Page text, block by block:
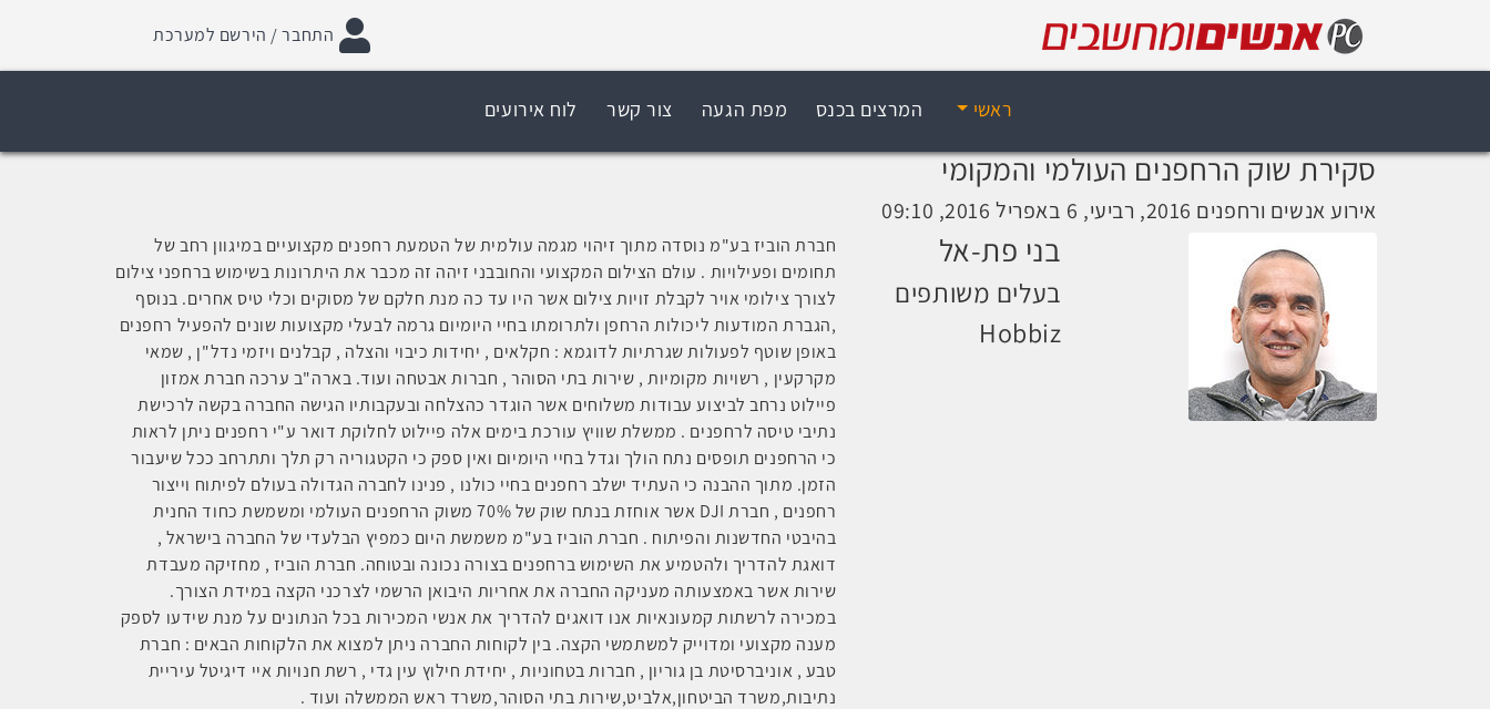
התחבר / הירשם למערכת
ראשי המרצים בכנס מפת הגעה צור קשר לוח אירועים
סקירת שוק הרחפנים העולמי והמקומי
אירוע אנשים ורחפנים 2016, רביעי, 6 באפריל 2016, 09:10
בני פת-אל
בעלים משותפים
Hobbiz
חברת הוביז בע"מ נוסדה מתוך זיהוי מגמה עולמית של הטמעת רחפנים מקצועיים במיגוון רחב של
תחומים ופעילויות . עולם הצילום המקצועי והחובבני זיהה זה מכבר את היתרונות בשימוש ברחפני צילום
לצורך צילומי אויר לקבלת זויות צילום אשר היו עד כה מנת חלקם של מסוקים וכלי טיס אחרים. בנוסף
,הגברת המודעות ליכולות הרחפן ולתרומתו בחיי היומיום גרמה לבעלי מקצועות שונים להפעיל רחפנים
באופן שוטף לפעולות שגרתיות לדוגמא : חקלאים , יחידות כיבוי והצלה , קבלנים ויזמי נדל"ן , שמאי
מקרקעין , רשויות מקומיות , שירות בתי הסוהר , חברות אבטחה ועוד. בארה"ב ערכה חברת אמזון
פיילוט נרחב לביצוע עבודות משלוחים אשר הוגדר כהצלחה ובעקבותיו הגישה החברה בקשה לרכישת
נתיבי טיסה לרחפנים . ממשלת שוויץ עורכת בימים אלה פיילוט לחלוקת דואר ע"י רחפנים ניתן לראות
כי הרחפנים תופסים נתח הולך וגדל בחיי היומיום ואין ספק כי הקטגוריה רק תלך ותתרחב ככל שיעבור
הזמן. מתוך ההבנה כי העתיד ישלב רחפנים בחיי כולנו , פנינו לחברה הגדולה בעולם לפיתוח וייצור
רחפנים , חברת DJI אשר אוחזת בנתח שוק של 70% משוק הרחפנים העולמי ומשמשת כחוד החנית
בהיבטי החדשנות והפיתוח . חברת הוביז בע"מ משמשת היום כמפיץ הבלעדי של החברה בישראל ,
דואגת להדריך ולהטמיע את השימוש ברחפנים בצורה נכונה ובטוחה. חברת הוביז , מחזיקה מעבדת
שירות אשר באמצעותה מעניקה החברה את אחריות היבואן הרשמי לצרכני הקצה במידת הצורך.
במכירה לרשתות קמעונאיות אנו דואגים להדריך את אנשי המכירות בכל הנתונים על מנת שידעו לספק
מענה מקצועי ומדוייק למשתמשי הקצה. בין לקוחות החברה ניתן למצוא את הלקוחות הבאים : חברת
טבע , אוניברסיטת בן גוריון , חברות בטחוניות , יחידת חילוץ עין גדי , רשת חנויות איי דיגיטל עיריית
נתיבות,משרד הביטחון,אלביט,שירות בתי הסוהר,משרד ראש הממשלה ועוד .